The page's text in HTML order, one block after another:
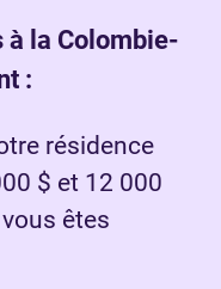
à la Colombie-
:
résidence
$ et 12 000
êtes